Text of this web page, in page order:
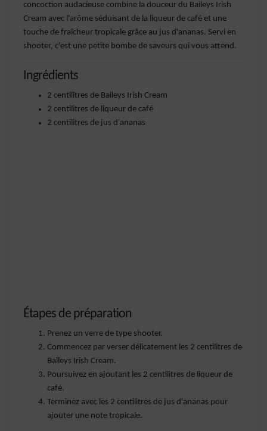
concoction audacieuse combine la douceur du Baileys Irish
Cream avec l'arôme séduisant de la liqueur de café et une
touche de fraîcheur tropicale grâce au jus d'ananas. Servi en
shooter, c'est une petite bombe de saveurs qui vous attend.
Ingrédients
2 centilitres de Baileys Irish Cream
2 centilitres de liqueur de café
2 centilitres de jus d'ananas
Étapes de préparation
Prenez un verre de type shooter.
Commencez par verser délicatement les 2 centilitres de
Baileys Irish Cream.
Poursuivez en ajoutant les 2 centilitres de liqueur de
café.
Terminez avec les 2 centilitres de jus d'ananas pour
ajouter une note tropicale.